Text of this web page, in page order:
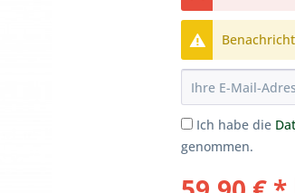
Ich habe die
genommen.